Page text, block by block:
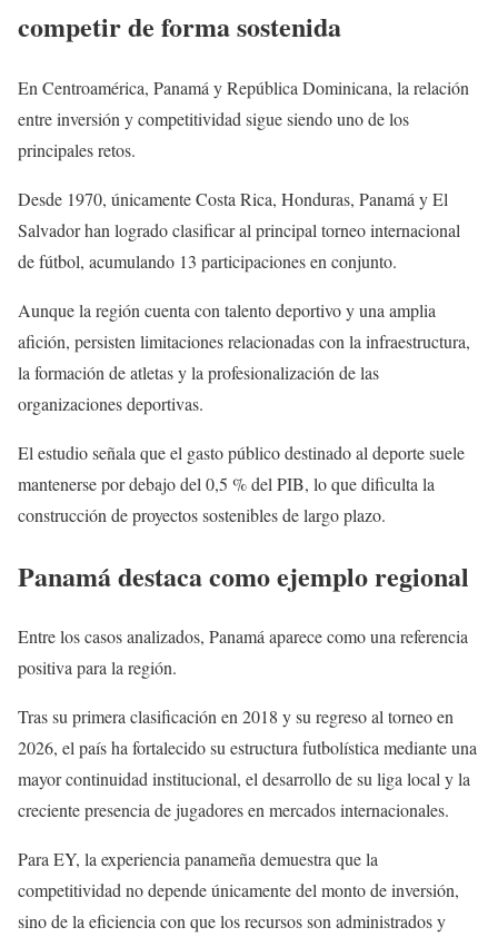
competir de forma sostenida
En Centroamérica, Panamá y República Dominicana, la relación
entre inversión y competitividad sigue siendo uno de los
principales retos.
Desde 1970, únicamente Costa Rica, Honduras, Panamá y El
Salvador han logrado clasificar al principal torneo internacional
de fútbol, acumulando 13 participaciones en conjunto.
Aunque la región cuenta con talento deportivo y una amplia
afición, persisten limitaciones relacionadas con la infraestructura,
la formación de atletas y la profesionalización de las
organizaciones deportivas.
El estudio señala que el gasto público destinado al deporte suele
mantenerse por debajo del 0,5 % del PIB, lo que dificulta la
construcción de proyectos sostenibles de largo plazo.
Panamá destaca como ejemplo regional
Entre los casos analizados, Panamá aparece como una referencia
positiva para la región.
Tras su primera clasificación en 2018 y su regreso al torneo en
2026, el país ha fortalecido su estructura futbolística mediante una
mayor continuidad institucional, el desarrollo de su liga local y la
creciente presencia de jugadores en mercados internacionales.
Para EY, la experiencia panameña demuestra que la
competitividad no depende únicamente del monto de inversión,
sino de la eficiencia con que los recursos son administrados y